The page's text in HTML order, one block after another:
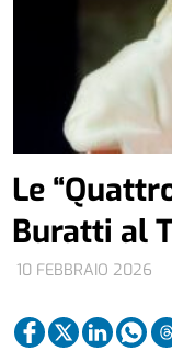
10 FEBBRAIO 2026
Le
Buratti al